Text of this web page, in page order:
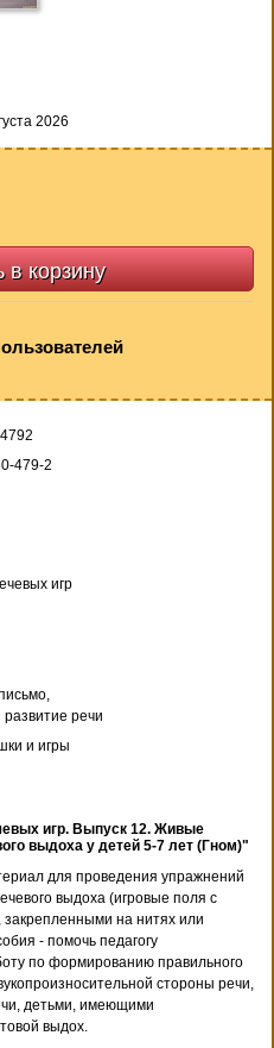
2026
479-2
игр
развитие речи
и игры
игр. Выпуск 12. Живые
выдоха у детей 5-7 лет (Гном)"
для проведения упражнений
выдоха (игровые поля с
на нитях или
- помочь педагогу
по формированию правильного
стороны речи,
детьми, имеющими
выдох.